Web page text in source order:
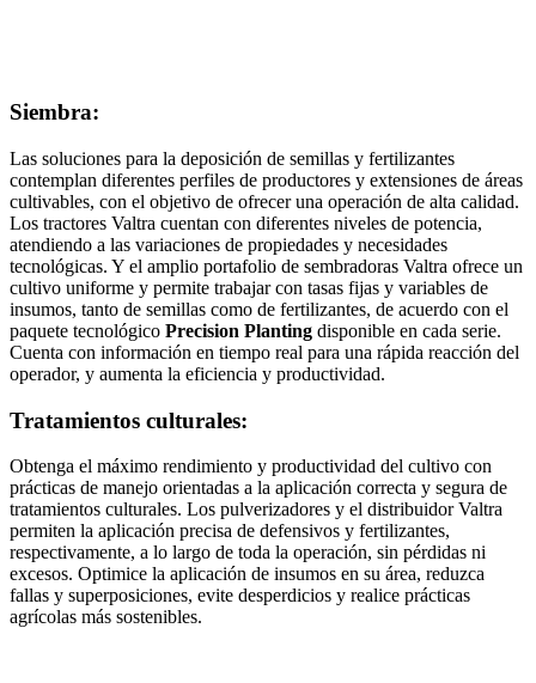
Siembra:
Las soluciones para la deposición de semillas y fertilizantes
contemplan diferentes perfiles de productores y extensiones de áreas
cultivables, con el objetivo de ofrecer una operación de alta calidad.
Los tractores Valtra cuentan con diferentes niveles de potencia,
atendiendo a las variaciones de propiedades y necesidades
tecnológicas. Y el amplio portafolio de sembradoras Valtra ofrece un
cultivo uniforme y permite trabajar con tasas fijas y variables de
insumos, tanto de semillas como de fertilizantes, de acuerdo con el
paquete tecnológico Precision Planting disponible en cada serie.
Cuenta con información en tiempo real para una rápida reacción del
operador, y aumenta la eficiencia y productividad.
Tratamientos culturales:
Obtenga el máximo rendimiento y productividad del cultivo con
prácticas de manejo orientadas a la aplicación correcta y segura de
tratamientos culturales. Los pulverizadores y el distribuidor Valtra
permiten la aplicación precisa de defensivos y fertilizantes,
respectivamente, a lo largo de toda la operación, sin pérdidas ni
excesos. Optimice la aplicación de insumos en su área, reduzca
fallas y superposiciones, evite desperdicios y realice prácticas
agrícolas más sostenibles.